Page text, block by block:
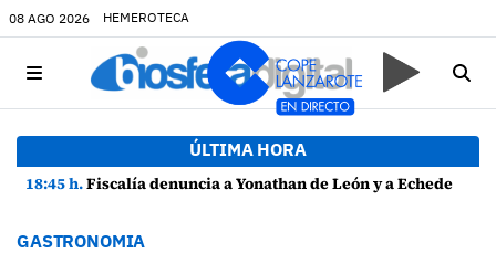
08 AGO 2026 HEMEROTECA
ÚLTIMA HORA
18:45 h.Fiscalía denuncia a Yonathan de León y a Echedey Eugenio por presuntas anomalías en contratos festivos
GASTRONOMIA